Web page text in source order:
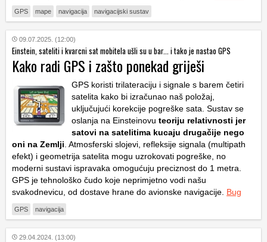
GPS mape navigacija navigacijski sustav
09.07.2025. (12:00)
Einstein, sateliti i kvarcni sat mobitela ušli su u bar... i tako je nastao GPS
Kako radi GPS i zašto ponekad griješi
GPS koristi trilateraciju i signale s barem četiri
satelita kako bi izračunao naš položaj,
uključujući korekcije pogreške sata. Sustav se
oslanja na Einsteinovu teoriju relativnosti jer
satovi na satelitima kucaju drugačije nego
oni na Zemlji . Atmosferski slojevi, refleksije signala (multipath
efekt) i geometrija satelita mogu uzrokovati pogreške, no
moderni sustavi ispravaka omogućuju preciznost do 1 metra.
GPS je tehnološko čudo koje neprimjetno vodi našu
svakodnevicu, od dostave hrane do avionske navigacije. Bug
GPS navigacija
29.04.2024. (13:00)